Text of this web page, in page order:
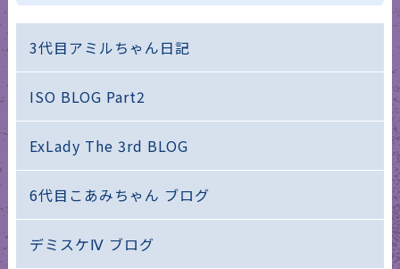
3代目アミルちゃん日記
ISO BLOG Part2
ExLady The 3rd BLOG
6代目こあみちゃん ブログ
デミスケⅣ ブログ